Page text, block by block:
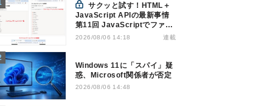
サクッと試す！HTML＋
JavaScript APIの最新事情
第11回 JavaScriptでファイ
ル管理！Origin Private File
2026/08/06 14:18 連載
Windows 11に「スパイ」疑
惑、Microsoft関係者が否定
2026/08/06 14:48